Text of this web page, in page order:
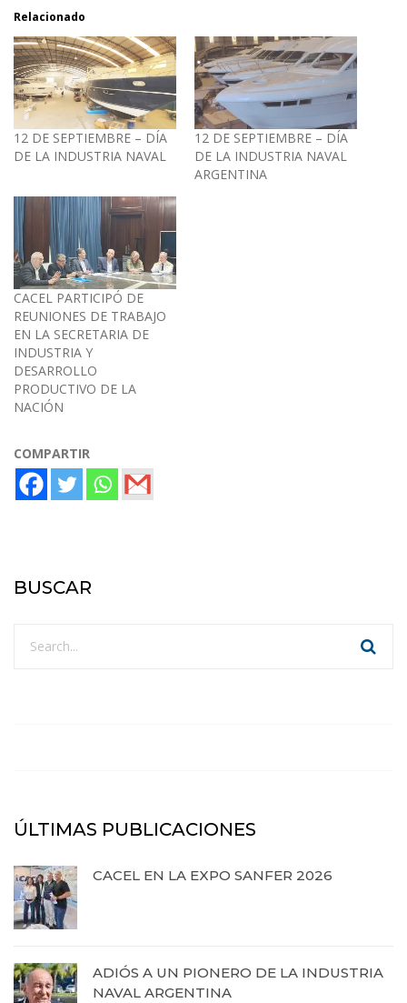
Relacionado
12 DE SEPTIEMBRE – DÍA
DE LA INDUSTRIA NAVAL
12 DE SEPTIEMBRE – DÍA
DE LA INDUSTRIA NAVAL
ARGENTINA
CACEL PARTICIPÓ DE
REUNIONES DE TRABAJO
EN LA SECRETARIA DE
INDUSTRIA Y
DESARROLLO
PRODUCTIVO DE LA
NACIÓN
COMPARTIR
BUSCAR
ÚLTIMAS PUBLICACIONES
CACEL EN LA EXPO SANFER 2026
ADIÓS A UN PIONERO DE LA INDUSTRIA
NAVAL ARGENTINA